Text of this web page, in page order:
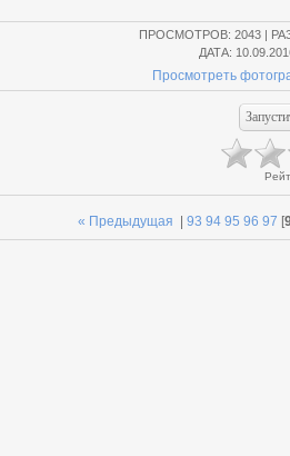
ПРОСМОТРОВ: 2043 |
ДАТА:
Просмотреть
« Предыдущая 93 94 95 96 97 [